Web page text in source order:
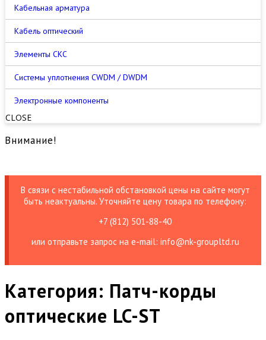
Кабельная арматура
Кабель оптический
Элементы СКС
Cистемы уплотнения CWDM / DWDM
Электронные компоненты
CLOSE
Внимание!
В связи с нестабильной обстановкой цены на сайте могут
быть неактуальны. Уточняйте цену товара по телефону:
+7 (812) 501-88-40
или отправьте запрос на е-mail: info@nk-groupltd.ru
Категория: Патч-корды
оптические LC-ST